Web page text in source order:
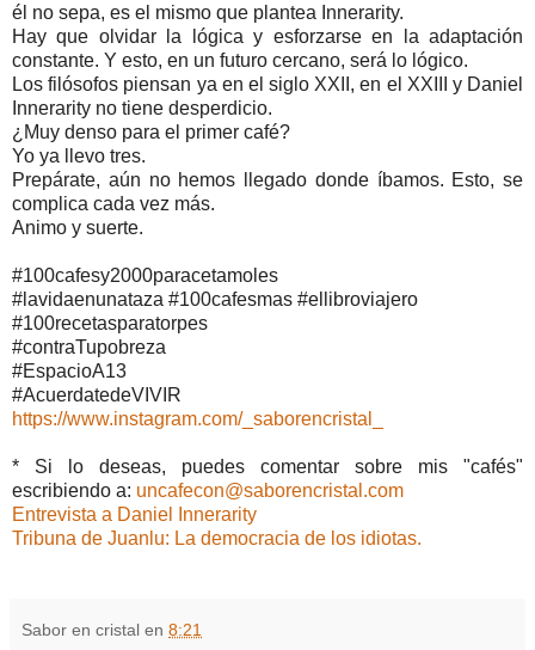
él no sepa, es el mismo que plantea Innerarity.
Hay que olvidar la lógica y esforzarse en la adaptación
constante. Y esto, en un futuro cercano, será lo lógico.
Los filósofos piensan ya en el siglo XXII, en el XXIII y Daniel
Innerarity no tiene desperdicio.
¿Muy denso para el primer café?
Yo ya llevo tres.
Prepárate, aún no hemos llegado donde íbamos. Esto, se
complica cada vez más.
Animo y suerte.
#100cafesy2000paracetamoles
#lavidaenunataza #100cafesmas #ellibroviajero
#100recetasparatorpes
#contraTupobreza
#EspacioA13
#AcuerdatedeVIVIR
https://www.instagram.com/_saborencristal_
* Si lo deseas, puedes comentar sobre mis "cafés"
escribiendo a: uncafecon@saborencristal.com
Entrevista a Daniel Innerarity
Tribuna de Juanlu: La democracia de los idiotas.
Sabor en cristal en 8:21